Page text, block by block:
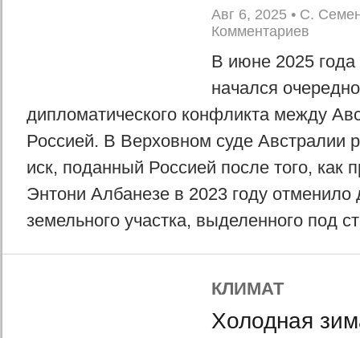
Авг 6, 2025 • С.
Комментариев
В июне 2025
начался
дипломатического конфликта между
Россией. В Верховном суде Австралии
иск, поданный Россией после того, как
Энтони Албанезе в 2023 году отменило
земельного участка, выделенного под
КЛИМАТ
Холодная